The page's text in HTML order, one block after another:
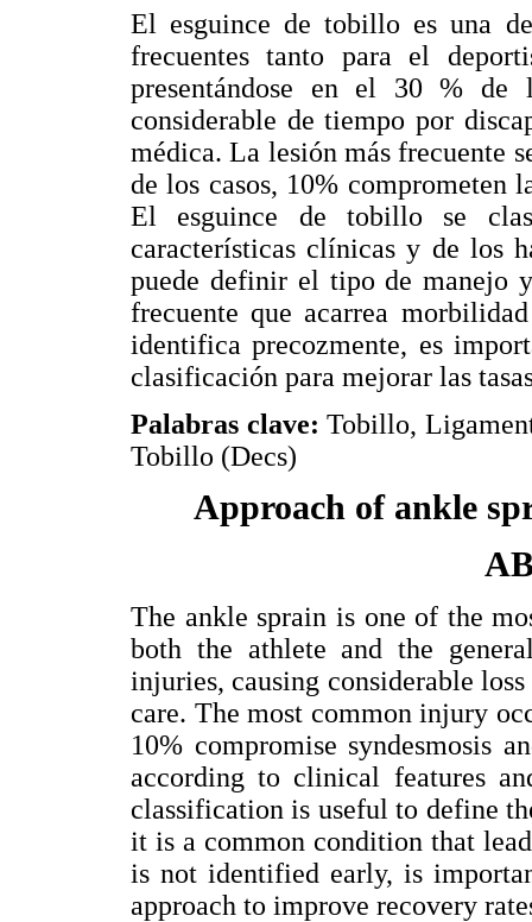
El esguince de tobillo es una
frecuentes tanto para el
presentándose en el 30 % de
considerable de tiempo por
médica. La lesión más frecuente
de los casos, 10% comprometen
El esguince de tobillo se
características clínicas y de los
puede definir el tipo de manejo
frecuente que acarrea
identifica precozmente, es
clasificación para mejorar las
Palabras clave: Tobillo,
Tobillo (Decs)
Approach of ankle
The ankle sprain is one of the
both the athlete and the
injuries, causing considerable
care. The most common injury
10% compromise syndesmosis
according to clinical features
classification is useful to define
it is a common condition that
is not identified early, is
approach to improve recovery